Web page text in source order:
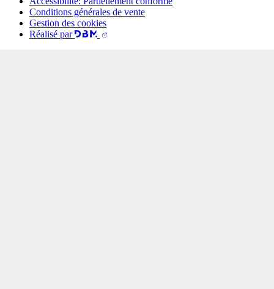
Conditions générales de vente
Gestion des cookies
Réalisé par